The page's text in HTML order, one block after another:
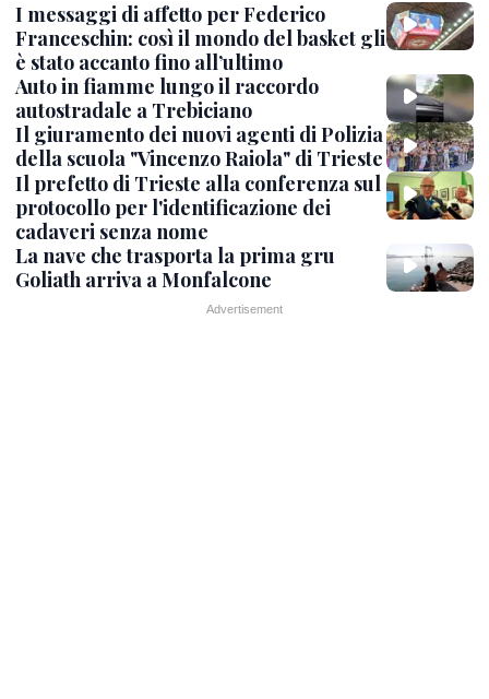
I messaggi di affetto per Federico
Franceschin: così il mondo del basket gli
è stato accanto fino all’ultimo
Auto in fiamme lungo il raccordo
autostradale a Trebiciano
Il giuramento dei nuovi agenti di Polizia
della scuola "Vincenzo Raiola" di Trieste
Il prefetto di Trieste alla conferenza sul
protocollo per l'identificazione dei
cadaveri senza nome
La nave che trasporta la prima gru
Goliath arriva a Monfalcone